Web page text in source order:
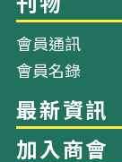
關於我們
會員通訊
會員名錄